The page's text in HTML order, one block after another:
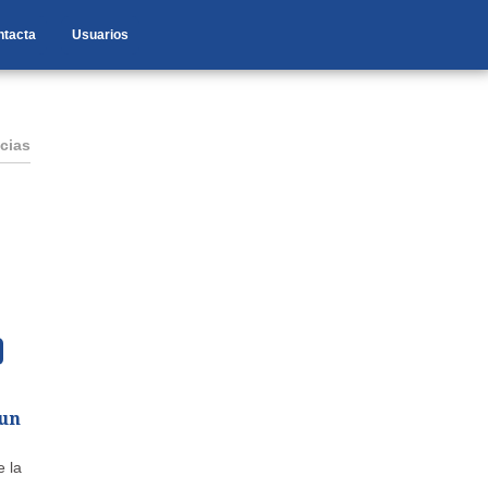
Usuarios
la